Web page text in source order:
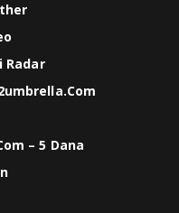
Radar
– 5 Dana